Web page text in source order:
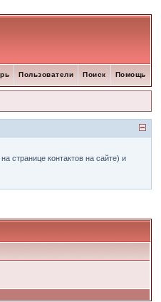
Помощь
Поиск
Пользователи
странице контактов на сайте) и